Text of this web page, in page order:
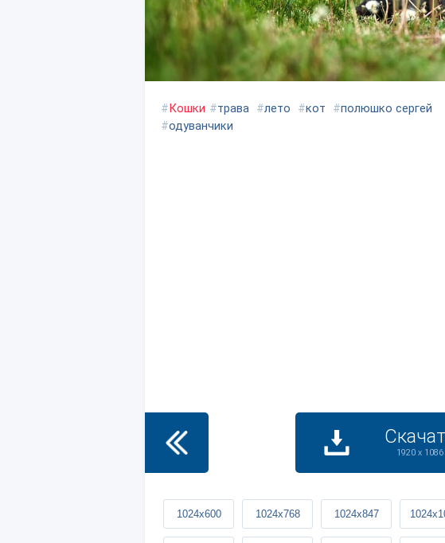
#Кошки #трава #лето #кот #полюшко сергей
#одуванчики
1920 x 1086
1024x600 1024x768 1024x847